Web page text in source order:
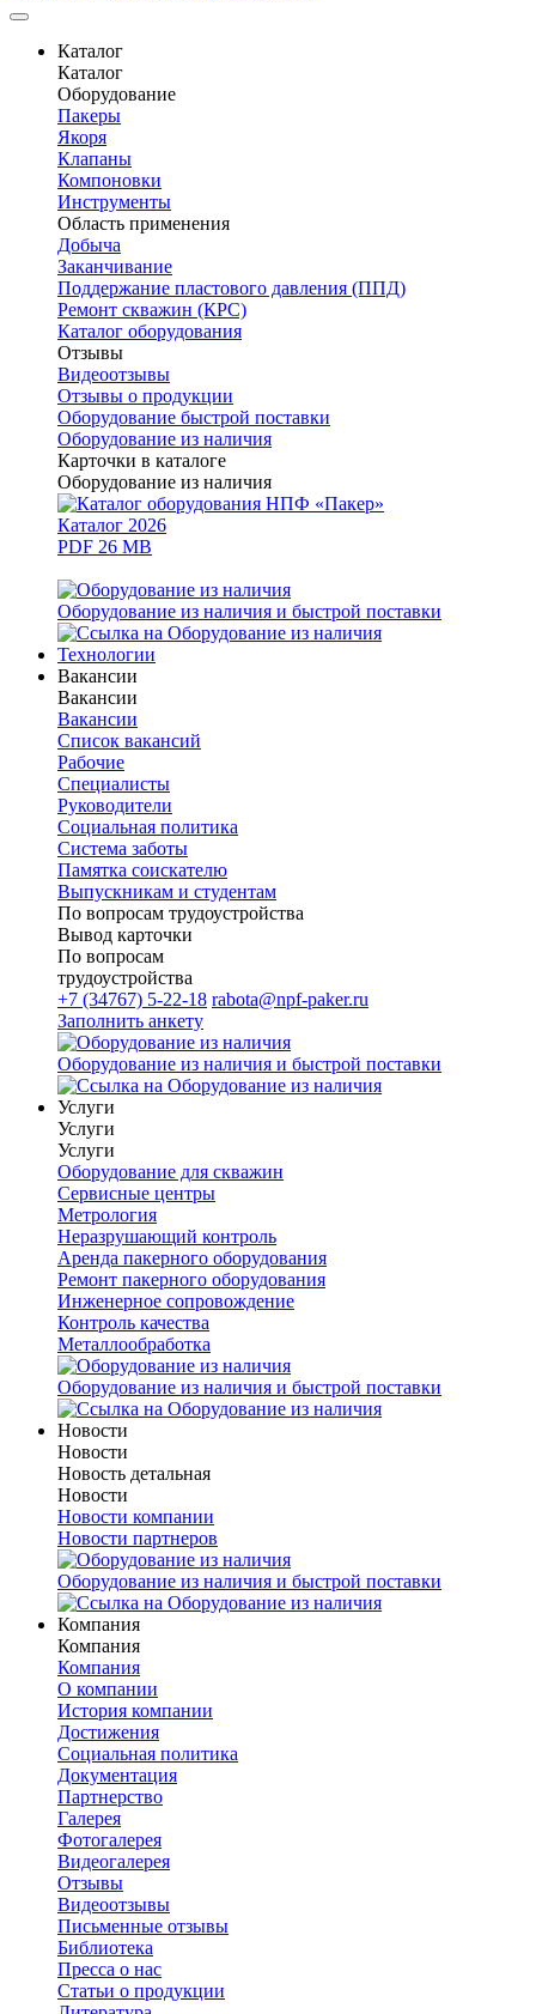
Каталог
Каталог
Оборудование
Пакеры
Якоря
Клапаны
Компоновки
Инструменты
Область применения
Добыча
Заканчивание
Поддержание пластового давления (ППД)
Ремонт скважин (КРС)
Каталог оборудования
Отзывы
Видеоотзывы
Отзывы о продукции
Оборудование быстрой поставки
Оборудование из наличия
Карточки в каталоге
Оборудование из наличия
Каталог 2026
PDF 26 MB
Оборудование из наличия и быстрой поставки
Технологии
Вакансии
Вакансии
Вакансии
Список вакансий
Рабочие
Специалисты
Руководители
Cоциальная политика
Система заботы
Памятка соискателю
Выпускникам и студентам
По вопросам трудоустройства
Вывод карточки
По вопросам
трудоустройства
+7 (34767) 5-22-18 rabota@npf-paker.ru
Заполнить анкету
Оборудование из наличия и быстрой поставки
Услуги
Услуги
Услуги
Оборудование для скважин
Сервисные центры
Метрология
Неразрушающий контроль
Аренда пакерного оборудования
Ремонт пакерного оборудования
Инженерное сопровождение
Контроль качества
Металлообработка
Оборудование из наличия и быстрой поставки
Новости
Новости
Новость детальная
Новости
Новости компании
Новости партнеров
Оборудование из наличия и быстрой поставки
Компания
Компания
Компания
О компании
История компании
Достижения
Социальная политика
Документация
Партнерство
Галерея
Фотогалерея
Видеогалерея
Отзывы
Видеоотзывы
Письменные отзывы
Библиотека
Пресса о нас
Статьи о продукции